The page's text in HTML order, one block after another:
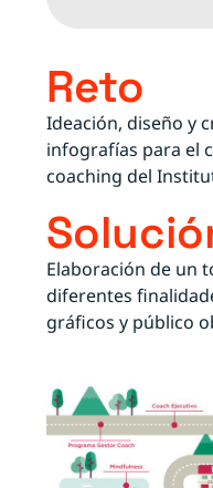
Reto
Ideación, diseño y
infografías para el
coaching del
Elaboración de un
diferentes
gráficos y público